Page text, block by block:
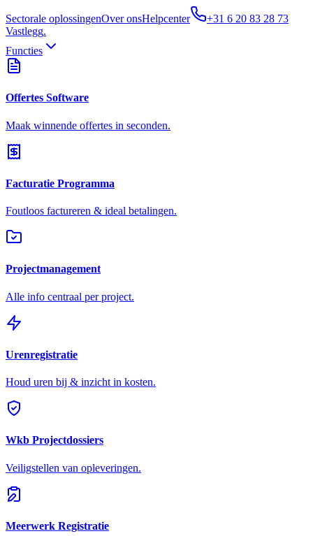
Sectorale oplossingenOver onsHelpcenter
+31 6 20 83 28 73
Vastlegg.
Functies
Offertes Software
Maak winnende offertes in seconden.
Facturatie Programma
Foutloos factureren & ideal betalingen.
Projectmanagement
Alle info centraal per project.
Urenregistratie
Houd uren bij & inzicht in kosten.
Wkb Projectdossiers
Veiligstellen van opleveringen.
Meerwerk Registratie